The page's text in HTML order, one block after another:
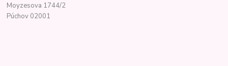
Moyzesova 1744/2
Púchov 02001